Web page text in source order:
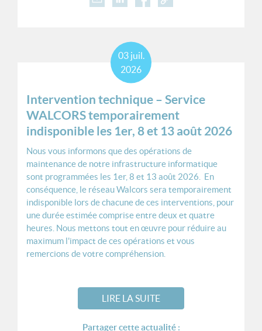
Intervention technique – Service
WALCORS temporairement
indisponible les 1er, 8 et 13 août 2026
03 juil.
2026
Nous vous informons que des opérations de
maintenance de notre infrastructure informatique
sont programmées les 1er, 8 et 13 août 2026. En
conséquence, le réseau Walcors sera temporairement
indisponible lors de chacune de ces interventions, pour
une durée estimée comprise entre deux et quatre
heures. Nous mettons tout en œuvre pour réduire au
maximum l'impact de ces opérations et vous
remercions de votre compréhension.
LIRE LA SUITE
Partager cette actualité :